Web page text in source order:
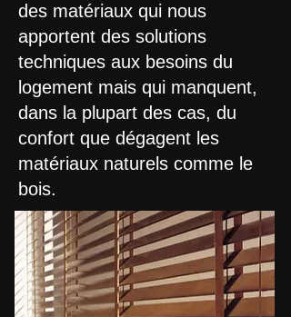
des matériaux qui nous
apportent des solutions
techniques aux besoins du
logement mais qui manquent,
dans la plupart des cas, du
confort que dégagent les
matériaux naturels comme le
bois. ​